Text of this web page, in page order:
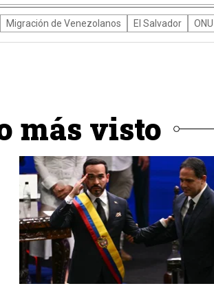
Migración de Venezolanos El Salvador ONU
más visto